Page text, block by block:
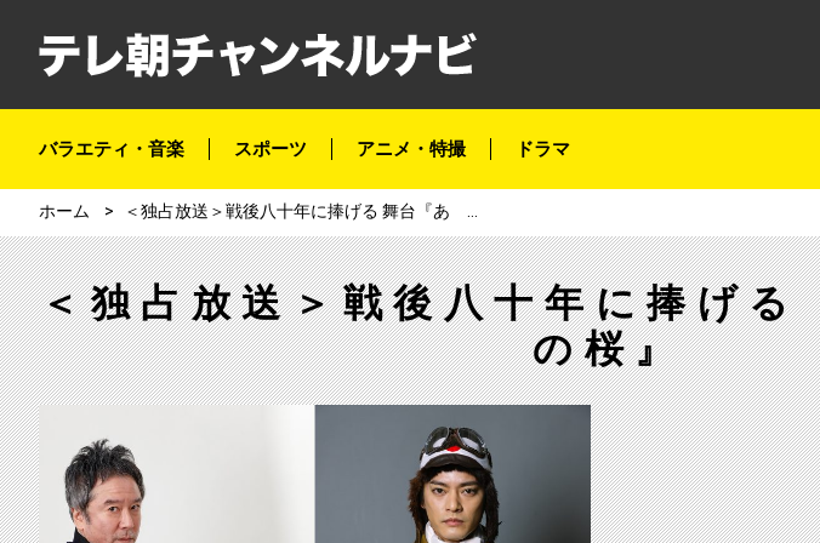
バラエティ・音楽 スポーツ アニメ・特撮 ドラマ
ホーム
＜独占放送＞戦後八十年に捧げ
の桜』
【ch1】錦織一